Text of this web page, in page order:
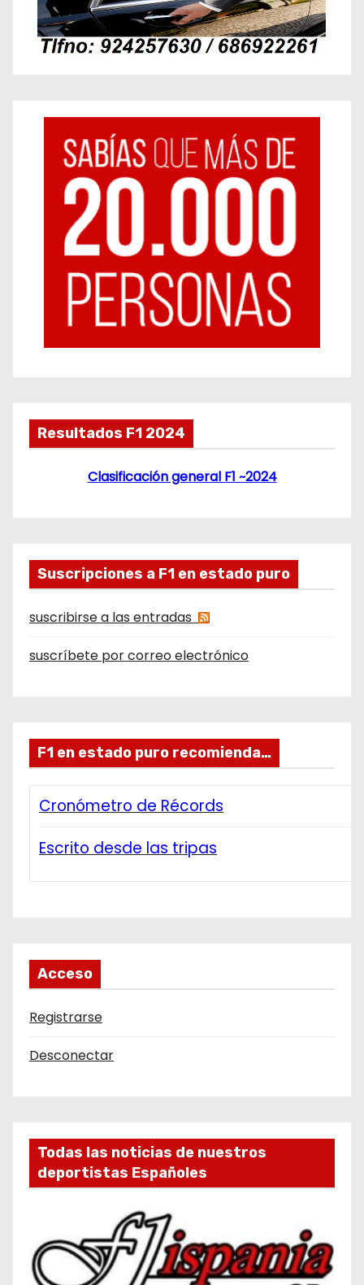
Resultados F1 2024
Clasificación general F1 ~2024
Suscripciones a F1 en estado puro
suscribirse a las entradas
suscríbete por correo electrónico
F1 en estado puro recomienda…
Cronómetro de Récords
Escrito desde las tripas
Acceso
Registrarse
Desconectar
Todas las noticias de nuestros
deportistas Españoles